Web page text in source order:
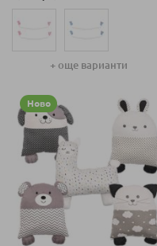
+ още варианти
Ново